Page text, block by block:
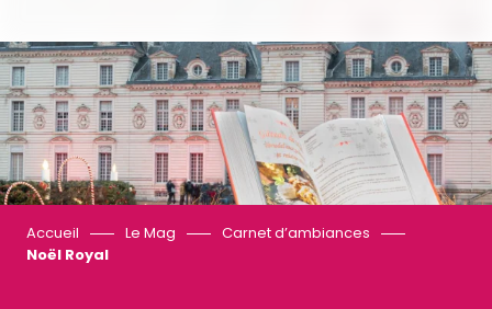
Accueil Le Mag
Carnet d’ambiances
Noël Royal